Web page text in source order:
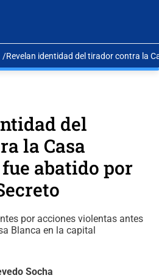
Revelan identidad del tirador contra la
del
la Casa
abatido por
por acciones violentas antes
Blanca en la capital
Socha